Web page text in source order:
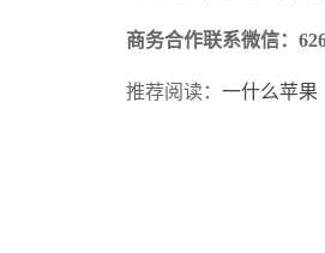
商务合作联系微信：
推荐阅读： 一什么苹果